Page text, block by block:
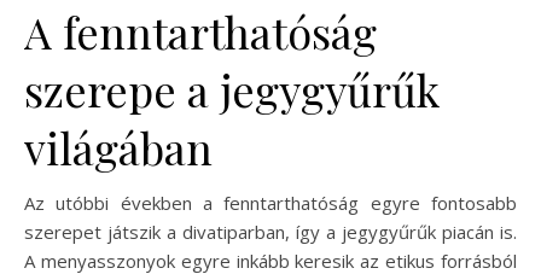
A fenntarthatóság
szerepe a jegygyűrűk
világában
Az utóbbi években a fenntarthatóság egyre fontosabb
szerepet játszik a divatiparban, így a jegygyűrűk piacán is.
A menyasszonyok egyre inkább keresik az etikus forrásból